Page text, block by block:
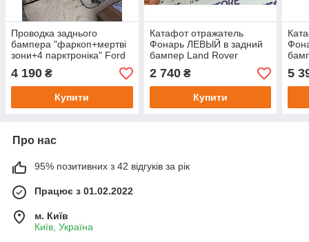
Проводка заднього
бампера "фаркоп+мертві
зони+4 парктроніка" Ford
Explorer 5 2015-2019
GB5Z15K868N
4 190 ₴
Купити
Катафот отражатель
Фонарь ЛЕВЫЙ в задний
бампер Land Rover
DISCOVERY 5 2016-2023
LR082084 LR163160
2 740₴
Купити
5
Про нас
95% позитивних з 42 відгуків за рік
Працює з 01.02.2022
м. Київ
Київ, Україна